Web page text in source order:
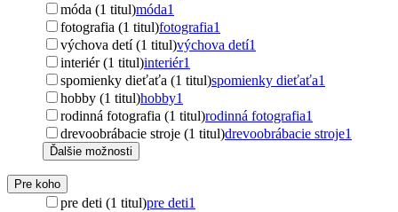
móda (1 titul)móda1
fotografia (1 titul)fotografia1
výchova detí (1 titul)výchova detí1
interiér (1 titul)interiér1
spomienky dieťaťa (1 titul)spomienky dieťaťa1
hobby (1 titul)hobby1
rodinná fotografia (1 titul)rodinná fotografia1
drevoobrábacie stroje (1 titul)drevoobrábacie stroje1
Ďalšie možnosti
Pre koho
pre deti (1 titul)pre deti1